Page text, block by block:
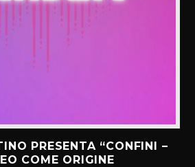
PRESENTA “CONFINI –
COME ORIGINE